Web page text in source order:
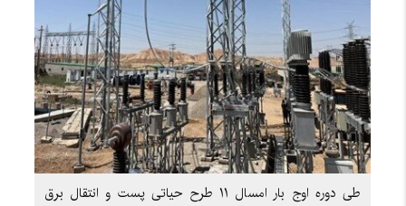
طی دوره اوج بار امسال ۱۱ طرح حیاتی پست و انتقال برق